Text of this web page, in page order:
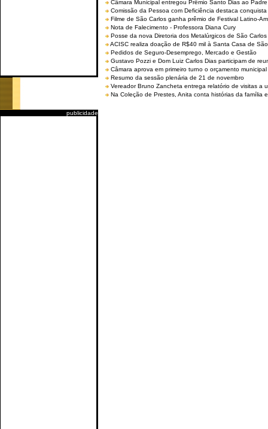
publicidade
Câmara Municipal entregou Prêmio Santo Dias ao
Comissão da Pessoa com Deficiência destaca
Filme de São Carlos ganha prêmio de Festival Latino-
Nota de Falecimento - Professora Diana Cury
Posse da nova Diretoria dos Metalúrgicos de São
ACISC realiza doação de R$40 mil à Santa Casa de
Pedidos de Seguro-Desemprego, Mercado e Gestão
Gustavo Pozzi e Dom Luiz Carlos Dias participam de
Câmara aprova em primeiro turno o orçamento
Resumo da sessão plenária de 21 de novembro
Vereador Bruno Zancheta entrega relatório de visitas a
Na Coleção de Prestes, Anita conta histórias da família